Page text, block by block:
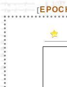
[